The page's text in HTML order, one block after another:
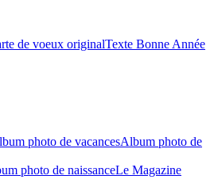
de voeux originalTexte Bonne Année
photo de vacancesAlbum photo de
photo de naissanceLe Magazine